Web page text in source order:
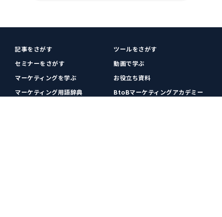
記事をさがす
ツールをさがす
セミナーをさがす
動画で学ぶ
マーケティングを学ぶ
お役立ち資料
マーケティング用語辞典
BtoBマーケティングアカデミー